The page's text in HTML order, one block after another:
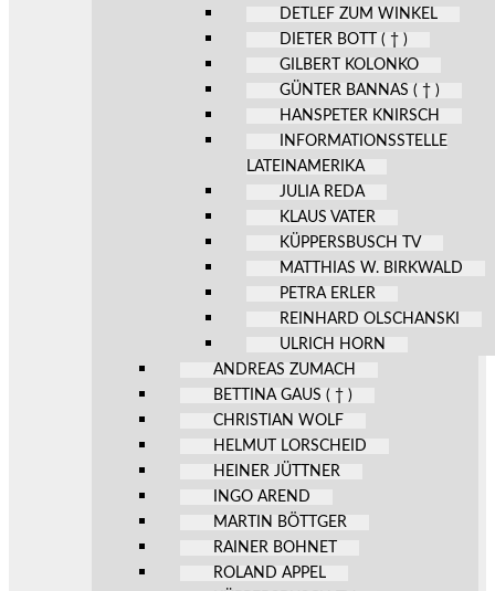
DETLEF ZUM WINKEL
DIETER BOTT ( † )
GILBERT KOLONKO
GÜNTER BANNAS ( † )
HANSPETER KNIRSCH
INFORMATIONSSTELLE
LATEINAMERIKA
JULIA REDA
KLAUS VATER
KÜPPERSBUSCH TV
MATTHIAS W. BIRKWALD
PETRA ERLER
REINHARD OLSCHANSKI
ULRICH HORN
ANDREAS ZUMACH
BETTINA GAUS ( † )
CHRISTIAN WOLF
HELMUT LORSCHEID
HEINER JÜTTNER
INGO AREND
MARTIN BÖTTGER
RAINER BOHNET
ROLAND APPEL